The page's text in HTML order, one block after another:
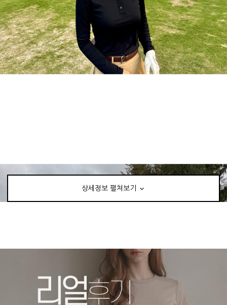
상세정보 펼쳐보기